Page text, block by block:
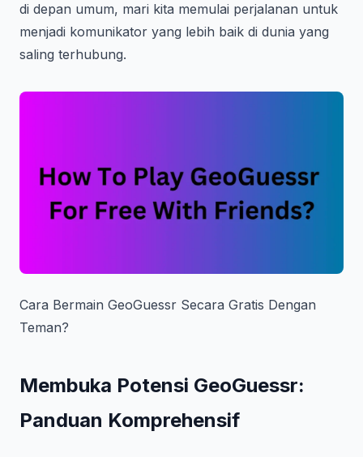
di depan umum, mari kita memulai perjalanan untuk
menjadi komunikator yang lebih baik di dunia yang
saling terhubung.
Cara Bermain GeoGuessr Secara Gratis Dengan
Teman?
Membuka Potensi GeoGuessr:
Panduan Komprehensif